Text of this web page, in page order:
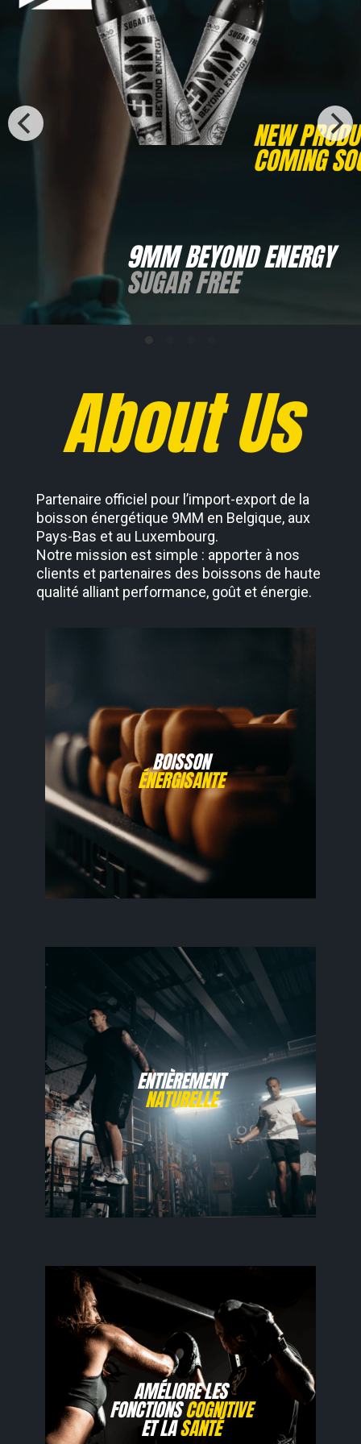
9MM BEYOND ENERGY
SUGAR FREE
NEW
COMING
About Us
Partenaire officiel pour l’import-export de la
boisson énergétique 9MM en Belgique, aux
Pays-Bas et au Luxembourg.
Notre mission est simple : apporter à nos
clients et partenaires des boissons de haute
qualité alliant performance, goût et énergie.
BOISSON
ÉNERGISANTE
ENTIÈREMENT
NATURELLE
AMÉLIORE LES
FONCTIONSCOGNITIVE
ET LASANTÉ